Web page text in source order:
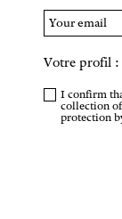
Votre profil :
I confirm
collection
protection